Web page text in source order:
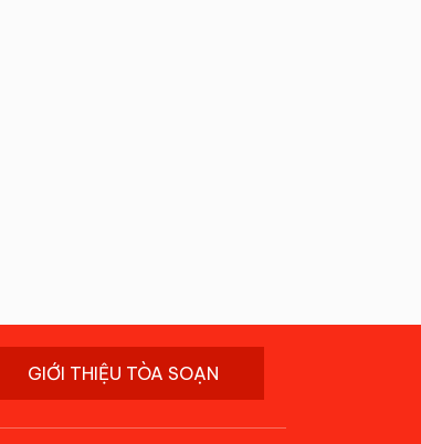
GIỚI THIỆU TÒA SOẠN